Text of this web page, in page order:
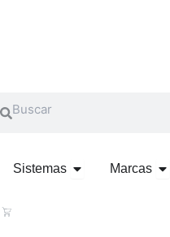
Sistemas OPENMarcas
CART